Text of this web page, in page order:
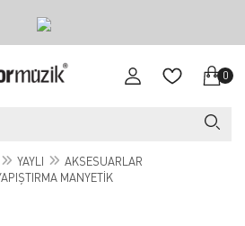
0
YAYLI
AKSESUARLAR
MANYETİK